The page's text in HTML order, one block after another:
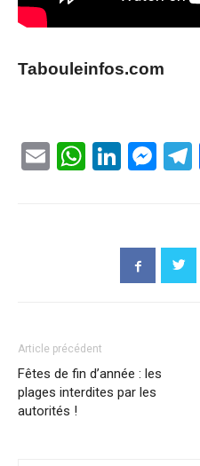
Tabouleinfos.com
Email
Article précédent
Fêtes de fin d’année : les
plages interdites par les
autorités !